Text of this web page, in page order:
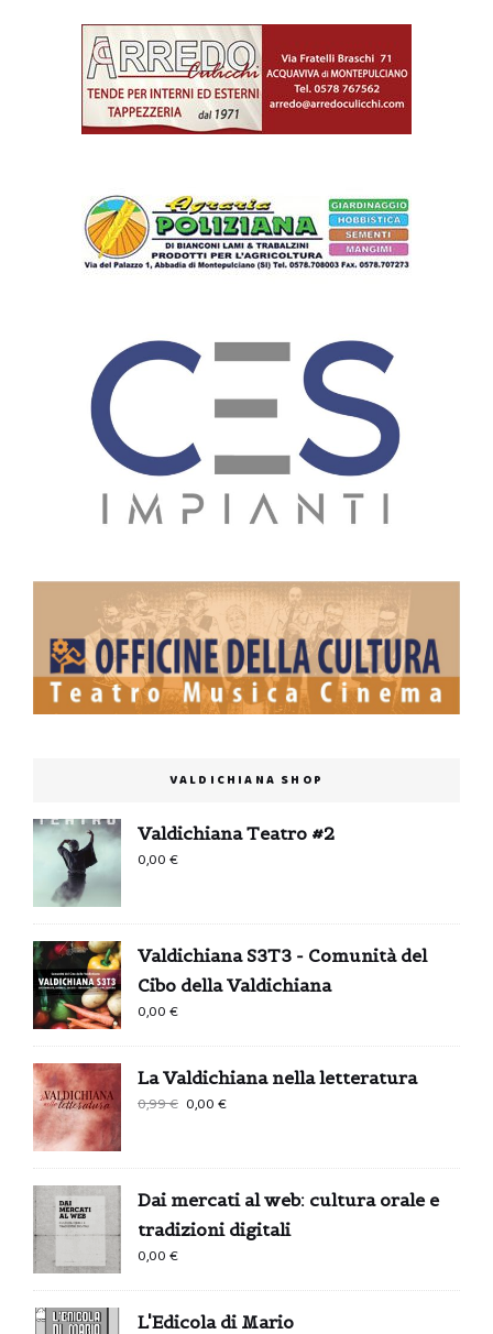
VALDICHIANA SHOP
Valdichiana Teatro #2
0,00€
Valdichiana S3T3 - Comunità del
Cibo della Valdichiana
0,00€
La Valdichiana nella letteratura
0,99€
era:
0,99 €.
0,00€
è:
0,00 €.
Dai mercati al web: cultura orale e
tradizioni digitali
0,00€
L'Edicola di Mario